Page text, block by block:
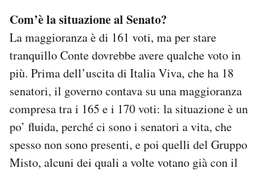
Com’è la situazione al Senato?
La maggioranza è di 161 voti, ma per stare
tranquillo Conte dovrebbe avere qualche voto in
più. Prima dell’uscita di Italia Viva, che ha 18
senatori, il governo contava su una maggioranza
compresa tra i 165 e i 170 voti: la situazione è un
po’ fluida, perché ci sono i senatori a vita, che
spesso non sono presenti, e poi quelli del Gruppo
Misto, alcuni dei quali a volte votano già con il